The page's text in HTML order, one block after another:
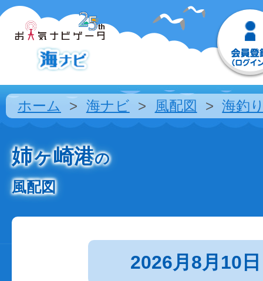
ホーム 海ナビ 風配図 海釣
姉ヶ崎港の
風配図
2026月8月10日